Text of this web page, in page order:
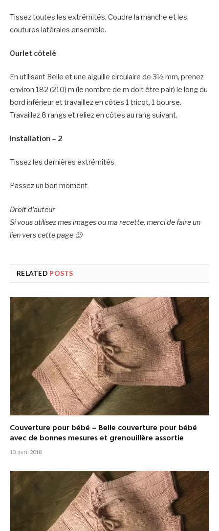
Tissez toutes les extrémités. Coudre la manche et les
coutures latérales ensemble.
Ourlet côtelé
En utilisant Belle et une aiguille circulaire de 3½ mm, prenez
environ 182 (210) m (le nombre de m doit être pair) le long du
bord inférieur et travaillez en côtes 1 tricot, 1 bourse.
Travaillez 8 rangs et reliez en côtes au rang suivant.
Installation – 2
Tissez les dernières extrémités.
Passez un bon moment
Droit d’auteur
Si vous utilisez mes images ou ma recette, merci de faire un
lien vers cette page 🙂
RELATED POSTS
Couverture pour bébé – Belle couverture pour bébé
avec de bonnes mesures et grenouillère assortie
13. avril 2018